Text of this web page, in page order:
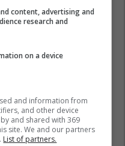
content, advertising and
research and
on a device
and information from
and other device
and shared with 369
site. We and our partners
List of partners.